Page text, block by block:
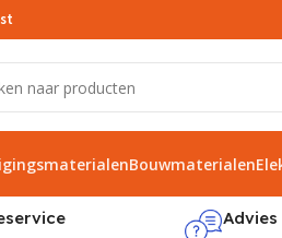
Bouwmaterialen